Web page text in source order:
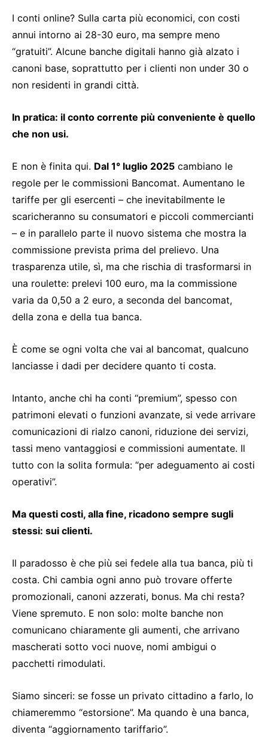
I conti online? Sulla carta più economici, con costi
annui intorno ai 28-30 euro, ma sempre meno
“gratuiti”. Alcune banche digitali hanno già alzato i
canoni base, soprattutto per i clienti non under 30 o
non residenti in grandi città.
In pratica: il conto corrente più conveniente è quello
che non usi.
E non è finita qui. Dal 1° luglio 2025 cambiano le
regole per le commissioni Bancomat. Aumentano le
tariffe per gli esercenti – che inevitabilmente le
scaricheranno su consumatori e piccoli commercianti
– e in parallelo parte il nuovo sistema che mostra la
commissione prevista prima del prelievo. Una
trasparenza utile, sì, ma che rischia di trasformarsi in
una roulette: prelevi 100 euro, ma la commissione
varia da 0,50 a 2 euro, a seconda del bancomat,
della zona e della tua banca.
È come se ogni volta che vai al bancomat, qualcuno
lanciasse i dadi per decidere quanto ti costa.
Intanto, anche chi ha conti “premium”, spesso con
patrimoni elevati o funzioni avanzate, si vede arrivare
comunicazioni di rialzo canoni, riduzione dei servizi,
tassi meno vantaggiosi e commissioni aumentate. Il
tutto con la solita formula: “per adeguamento ai costi
operativi”.
Ma questi costi, alla fine, ricadono sempre sugli
stessi: sui clienti.
Il paradosso è che più sei fedele alla tua banca, più ti
costa. Chi cambia ogni anno può trovare offerte
promozionali, canoni azzerati, bonus. Ma chi resta?
Viene spremuto. E non solo: molte banche non
comunicano chiaramente gli aumenti, che arrivano
mascherati sotto voci nuove, nomi ambigui o
pacchetti rimodulati.
Siamo sinceri: se fosse un privato cittadino a farlo, lo
chiameremmo “estorsione”. Ma quando è una banca,
diventa “aggiornamento tariffario”.